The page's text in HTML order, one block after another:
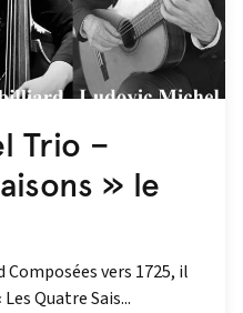
Trio –
» le
Composées vers 1725, il
Quatre Sais...